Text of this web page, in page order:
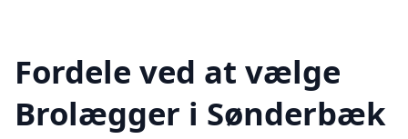
Fordele ved at vælge
Brolægger i Sønderbæk